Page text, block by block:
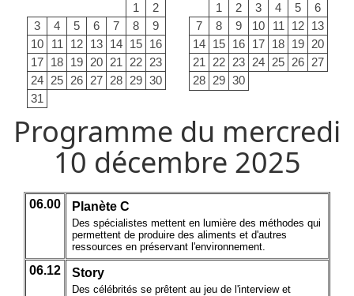
1
2
3
4 5 6 7 8
9
10
11 12 13 14 15 16
17 18 19 20 21 22 23
24 25 26 27 28 29 30
31
1
2 3 4 5
6
7
8 9 10 11 12 13
14 15 16 17 18 19 20
21
22 23 24 25 26 27
28 29 30
Programme du mercredi
10 décembre 2025